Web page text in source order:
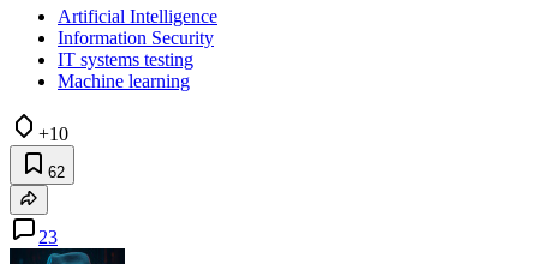
Artificial Intelligence
Information Security
IT systems testing
Machine learning
+10
62
23